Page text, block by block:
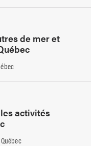
de mer et
activités